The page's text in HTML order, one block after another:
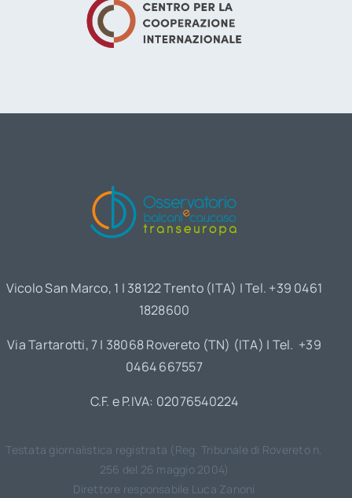
Vicolo San Marco, 1 | 38122 Trento (ITA) | Tel. +39 0461
1828600
Via Tartarotti, 7 | 38068 Rovereto (TN) (ITA) | Tel. +39
0464 667557
C.F. e P.IVA: 02076540224
Testata giornalistica registrata (Reg. Tribunale di Rovereto n.
256 del 26 maggio 2004)
Direttore responsabile Luca Zanoni